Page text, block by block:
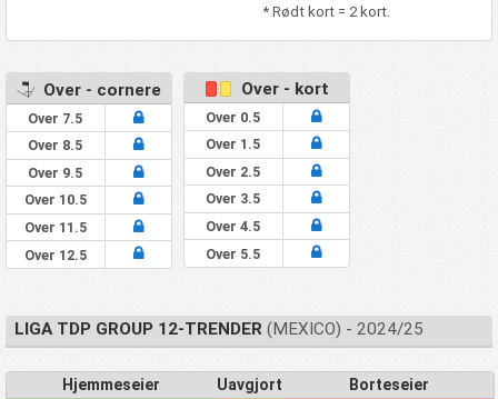
* Rødt kort = 2 kort.
Over - cornere
Over 7.5
Over 8.5
Over 9.5
Over 10.5
Over 11.5
Over 12.5
Over - kort
Over 0.5
Over 1.5
Over 2.5
Over 3.5
Over 4.5
Over 5.5
LIGA TDP GROUP 12-TRENDER(MEXICO) - 2024/25
Hjemmeseier Uavgjort
Borteseier